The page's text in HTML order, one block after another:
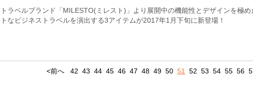
トラベルブランド「MILESTO(ミレスト)」より展開中の機能性とデザインを極
トなビジネストラベルを演出する3アイテムが2017年1月下旬に新登場！
<前へ 42 43 44 45 46 47 48 49 50 51 52 53 54 55 56